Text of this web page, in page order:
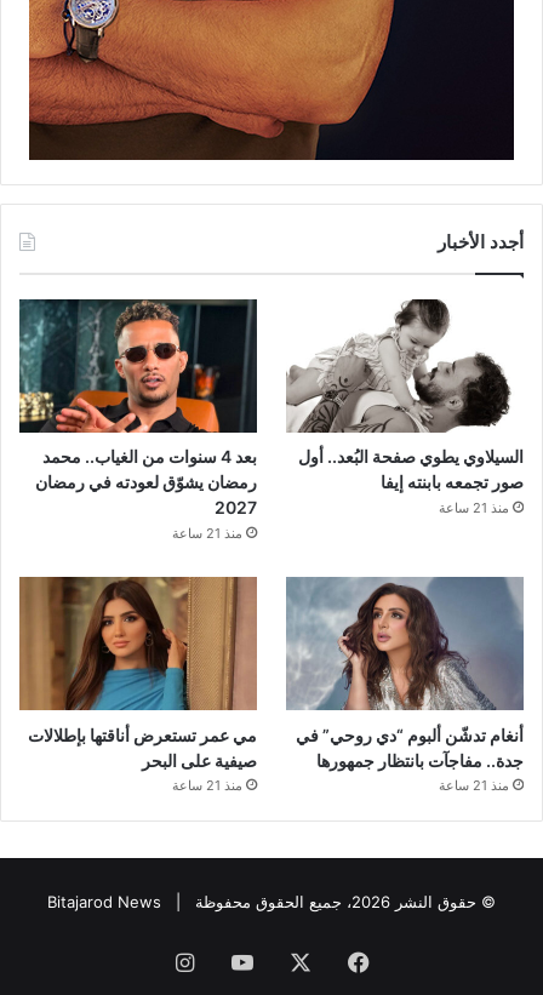
أجدد الأخبار
السيلاوي يطوي صفحة البُعد.. أول
صور تجمعه بابنته إيفا
منذ 21 ساعة
بعد 4 سنوات من الغياب.. محمد
رمضان يشوّق لعودته في رمضان
2027
منذ 21 ساعة
أنغام تدشّن ألبوم “دي روحي” في
جدة.. مفاجآت بانتظار جمهورها
منذ 21 ساعة
مي عمر تستعرض أناقتها بإطلالات
صيفية على البحر
منذ 21 ساعة
© حقوق النشر 2026، جميع الحقوق محفوظة | Bitajarod News
فيسبوك ‫YouTubeانستقرام